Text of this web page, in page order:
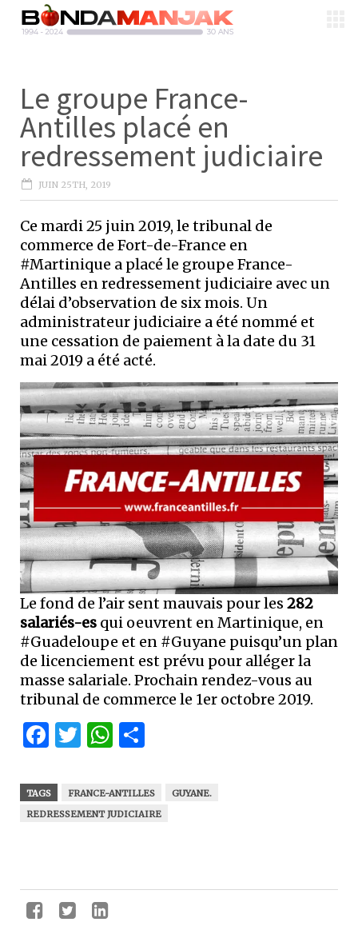
Le groupe France-
Antilles placé en
redressement judiciaire
JUIN 25TH, 2019
Ce mardi 25 juin 2019, le tribunal de
commerce de Fort-de-France en
#Martinique a placé le groupe France-
Antilles en redressement judiciaire avec un
délai d’observation de six mois. Un
administrateur judiciaire a été nommé et
une cessation de paiement à la date du 31
mai 2019 a été acté.
Le fond de l’air sent mauvais pour les 282
salariés-es qui oeuvrent en Martinique, en
#Guadeloupe et en #Guyane puisqu’un plan
de licenciement est prévu pour alléger la
masse salariale. Prochain rendez-vous au
tribunal de commerce le 1er octobre 2019.
Facebook
Twitter
WhatsApp
TAGS FRANCE-ANTILLES
GUYANE.
REDRESSEMENT JUDICIAIRE